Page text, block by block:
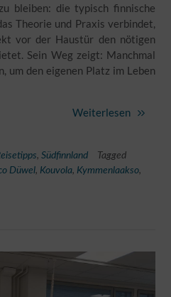
bleiben: die typisch finnische
Theorie und Praxis verbindet,
vor der Haustür den nötigen
Sein Weg zeigt: Manchmal
um den eigenen Platz im Leben
Weiterlesen
, Südfinnland
Tagged
Düwel, Kouvola, Kymmenlaakso,